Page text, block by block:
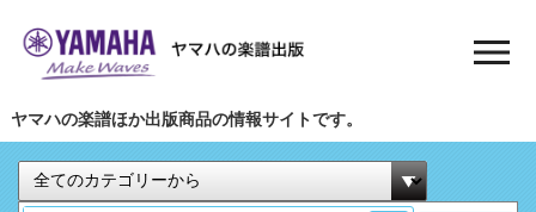
ヤマハの楽譜ほか出版商品の情報サイトです。